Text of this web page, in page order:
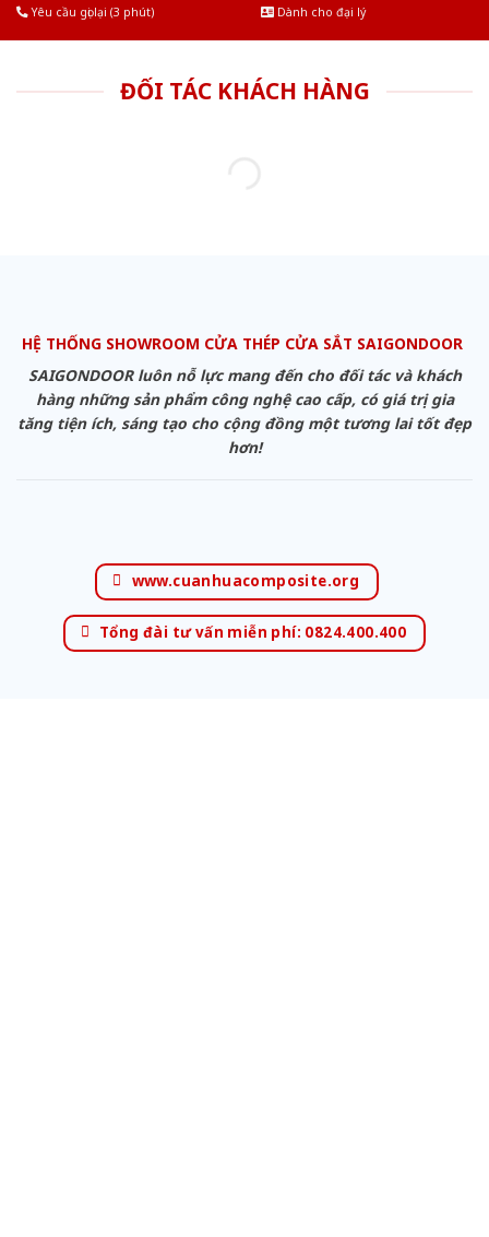
Yêu cầu gọi lại (3 phút)
Dành cho đại lý
ĐỐI TÁC KHÁCH HÀNG
HỆ THỐNG SHOWROOM CỬA THÉP CỬA SẮT SAIGONDOOR
SAIGONDOOR luôn nỗ lực mang đến cho đối tác và khách
hàng những sản phẩm công nghệ cao cấp, có giá trị gia
tăng tiện ích, sáng tạo cho cộng đồng một tương lai tốt đẹp
hơn!
www.cuanhuacomposite.org
Tổng đài tư vấn miễn phí: 0824.400.400